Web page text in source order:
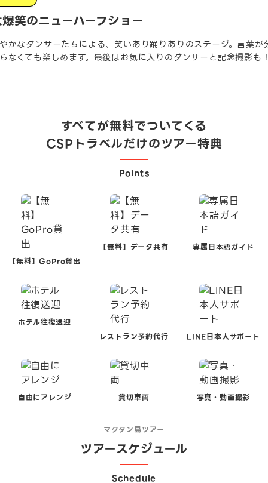
笑のニューハーフショー
かなダンサーたちによる、笑いあり踊りありのステージ。言葉が
なくても楽しめます。最後はお気に入りのダンサーと記念撮影も
すべてが無料でついてくる
CSPトラベルだけのツアー特典
Points
【無料】GoPro貸出
【無料】データ共有 専属日本語ガイド
ホテル往復送迎
レストラン予約代行
LINE日本人サポート
自由にアレンジ 貸切車両 写真・動画撮影
マクタン島ツアー
ツアースケジュール
Schedule